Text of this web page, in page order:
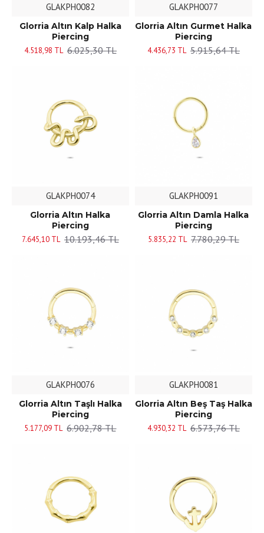
GLAKPH0082
Glorria Altın Kalp Halka
Piercing
4.518,98 TL 6.025,30 TL
GLAKPH0077
Glorria Altın Gurmet Halka
Piercing
4.436,73 TL 5.915,64 TL
GLAKPH0074
Glorria Altın Halka
Piercing
7.645,10 TL 10.193,46 TL
GLAKPH0091
Glorria Altın Damla Halka
Piercing
5.835,22 TL 7.780,29 TL
GLAKPH0076
Glorria Altın Taşlı Halka
Piercing
5.177,09 TL 6.902,78 TL
GLAKPH0081
Glorria Altın Beş Taş Halka
Piercing
4.930,32 TL 6.573,76 TL